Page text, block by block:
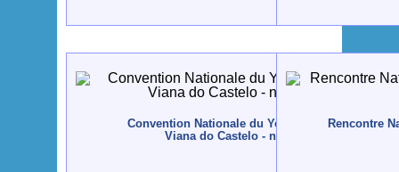
Convention Nationale du Yoga - CONVENYO -
Viana do Castelo - novembre, 11 à 13
Rencontre